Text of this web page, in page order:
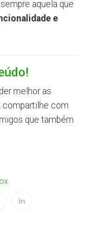
aquela que
e
melhor as
compartilhe com
que também